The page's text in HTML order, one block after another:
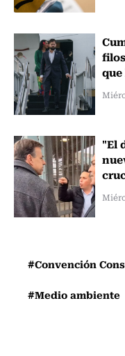
"El
#Convención
#Medio ambiente